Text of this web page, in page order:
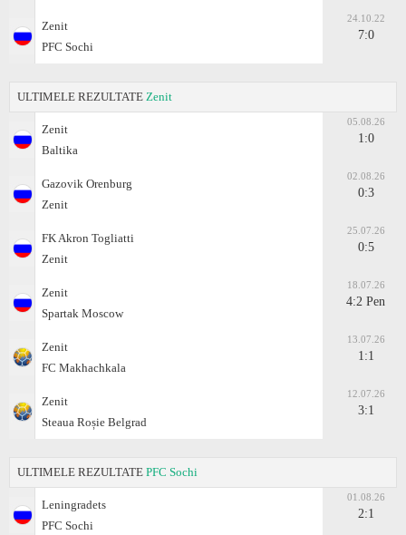
Zenit
PFC Sochi
24.10.22
7:0
ULTIMELE REZULTATE Zenit
Zenit
Baltika
05.08.26
1:0
Gazovik Orenburg
Zenit
02.08.26
0:3
FK Akron Togliatti
Zenit
25.07.26
0:5
Zenit
Spartak Moscow
18.07.26
4:2 Pen
Zenit
FC Makhachkala
13.07.26
1:1
Zenit
Steaua Roșie Belgrad
12.07.26
3:1
ULTIMELE REZULTATE PFC Sochi
Leningradets
PFC Sochi
01.08.26
2:1